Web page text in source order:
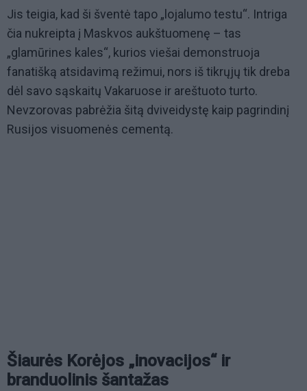
Jis teigia, kad ši šventė tapo „lojalumo testu“. Intriga
čia nukreipta į Maskvos aukštuomenę – tas
„glamūrines kales“, kurios viešai demonstruoja
fanatišką atsidavimą režimui, nors iš tikrųjų tik dreba
dėl savo sąskaitų Vakaruose ir areštuoto turto.
Nevzorovas pabrėžia šitą dviveidystę kaip pagrindinį
Rusijos visuomenės cementą.
Šiaurės Korėjos „inovacijos“ ir
branduolinis šantažas